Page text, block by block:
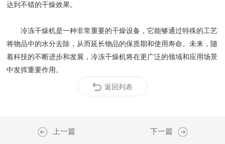
达到不错的干燥效果。
冷冻干燥机是一种非常重要的干燥设备，它能够通过特殊的工艺
将物品中的水分去除，从而延长物品的保质期和使用寿命。未来，随
着科技的不断进步和发展，冷冻干燥机将在更广泛的领域和应用场景
中发挥重要作用。
返回列表
上一篇 下一篇